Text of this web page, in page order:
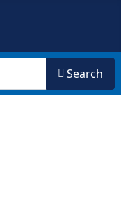
Search